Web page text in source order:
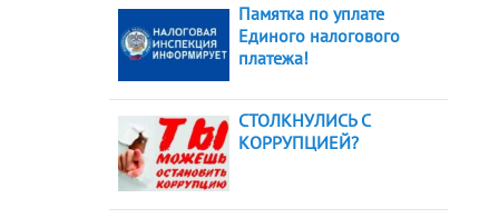
Памятка по уплате
Единого налогового
платежа!
СТОЛКНУЛИСЬ С
КОРРУПЦИЕЙ?